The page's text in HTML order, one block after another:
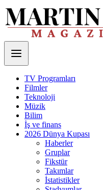
TV Programları
Filmler
Teknoloji
Müzik
Bilim
İş ve finans
2026 Dünya Kupası
Haberler
Gruplar
Fikstür
Takımlar
İstatistikler